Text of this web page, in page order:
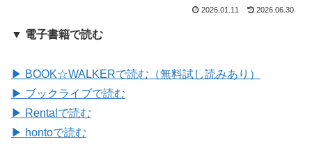
2026.01.11 2026.06.30
▼ 電子書籍で読む
▶ BOOK☆WALKERで読む（無料試し読みあり）
▶ ブックライブで読む
▶ Renta!で読む
▶ hontoで読む